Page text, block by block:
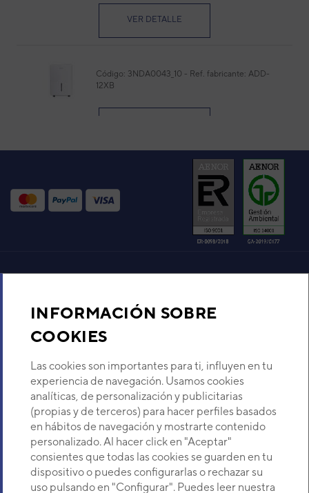
INFORMACIÓN SOBRE
COOKIES
Las cookies son importantes para ti, influyen en tu
experiencia de navegación. Usamos cookies
analíticas, de personalización y publicitarias
(propias y de terceros) para hacer perfiles basados
en hábitos de navegación y mostrarte contenido
personalizado. Al hacer click en "Aceptar"
consientes que todas las cookies se guarden en tu
dispositivo o puedes configurarlas o rechazar su
uso pulsando en "Configurar". Puedes leer nuestra
VER DETALLE
Código: 3NDA0043_10 - Ref. fabricante: ADD-
12XB
Ref. fabricante:
ADD-
20XB
Sobre Nosotros
Descubre Eurofred
Dónde Estamos
¿Buscas un servicio técnico?